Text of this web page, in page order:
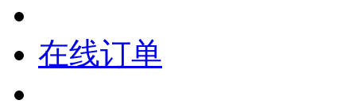
在线订单